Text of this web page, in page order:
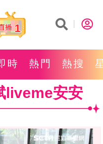
1
時 熱門 熱搜
liveme安安